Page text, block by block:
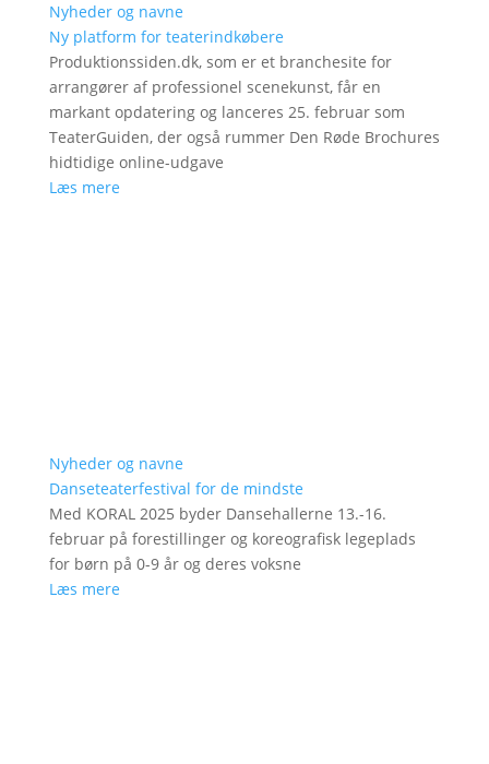
Nyheder og navne
Ny platform for teaterindkøbere
Produktionssiden.dk, som er et branchesite for
arrangører af professionel scenekunst, får en
markant opdatering og lanceres 25. februar som
TeaterGuiden, der også rummer Den Røde Brochures
hidtidige online-udgave
Læs mere
Nyheder og navne
Danseteaterfestival for de mindste
Med KORAL 2025 byder Dansehallerne 13.-16.
februar på forestillinger og koreografisk legeplads
for børn på 0-9 år og deres voksne
Læs mere